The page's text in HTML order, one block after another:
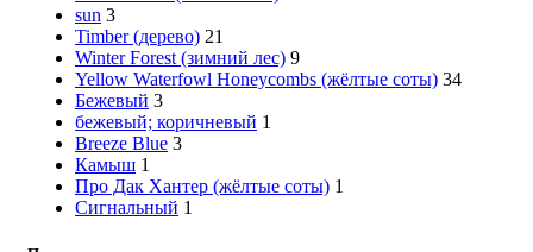
sun 3
Timber (дерево) 21
Winter Forest (зимний лес) 9
Yellow Waterfowl Honeycombs (жёлтые соты) 34
Бежевый 3
бежевый; коричневый 1
Вreeze Вlue 3
Камыш 1
Про Дак Хантер (жёлтые соты) 1
Сигнальный 1